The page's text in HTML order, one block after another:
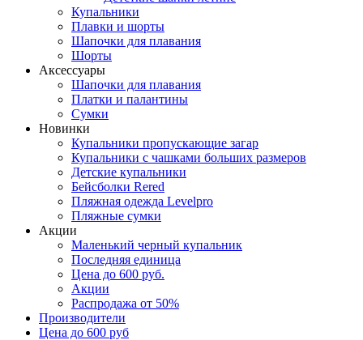
Купальники
Плавки и шорты
Шапочки для плавания
Шорты
Аксессуары
Шапочки для плавания
Платки и палантины
Сумки
Новинки
Купальники пропускающие загар
Купальники с чашками больших размеров
Детские купальники
Бейсболки Rered
Пляжная одежда Levelpro
Пляжные сумки
Акции
Маленький черный купальник
Последняя единица
Цена до 600 руб.
Акции
Распродажа от 50%
Производители
Цена до 600 руб